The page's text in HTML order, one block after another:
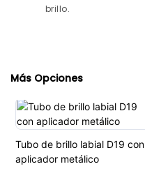
brillo.
Más Opciones
Tubo de brillo labial D19 con
aplicador metálico